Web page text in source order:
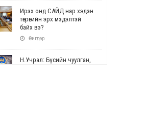
Ирэх онд САЙД нар хэдэн
төгрөгийн эрх мэдэлтэй
байх вэ?
Өчигдөр
Н.Учрал: Бүсийн чуулган,